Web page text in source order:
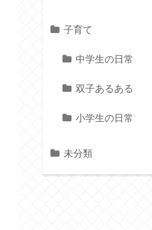
子育て
中学生の日常
双子あるある
小学生の日常
未分類